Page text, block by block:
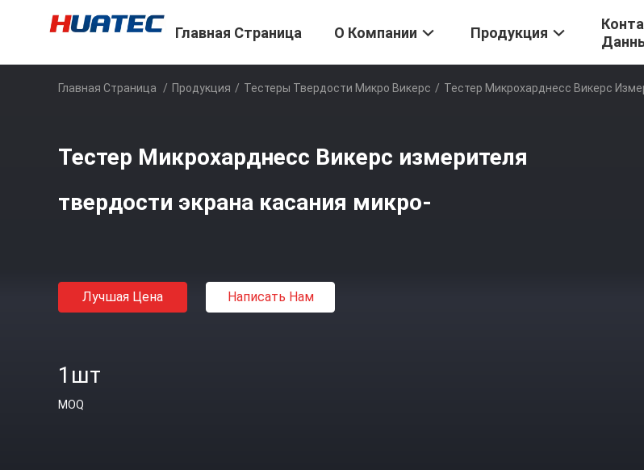
Главная Страница О Компании Продукция
Главная Страница / Продукция / Тестеры Твердости Микро Викерс / Тестер Микрохарднесс Викерс
Тестер Микрохарднесс Викерс измерителя
твердости экрана касания микро-
Лучшая Цена Написать Нам
1шт
MOQ